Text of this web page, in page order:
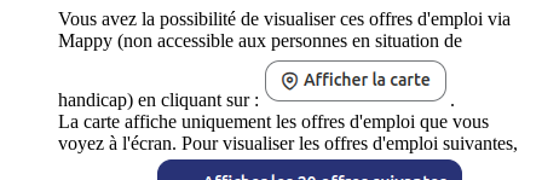
Vous avez la possibilité de visualiser ces offres d'emploi via
Mappy (non accessible aux personnes en situation de
handicap) en cliquant sur :
.
La carte affiche uniquement les offres d'emploi que vous
voyez à l'écran. Pour visualiser les offres d'emploi suivantes,